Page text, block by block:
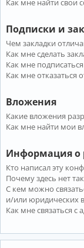
Как мне найти свои
Подписки и
Чем закладки
Как мне сделать
Как мне
Как мне отказаться
Вложения
Какие вложения
Как мне найти мои
Информация о
Кто написал эту
Почему здесь нет
С кем можно
и/или юридических
Как мне связаться